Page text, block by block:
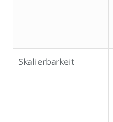
Skalierbarkeit